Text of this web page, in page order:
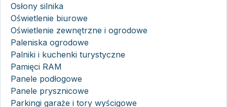
Osłony silnika
Oświetlenie biurowe
Oświetlenie zewnętrzne i ogrodowe
Paleniska ogrodowe
Palniki i kuchenki turystyczne
Pamięci RAM
Panele podłogowe
Panele prysznicowe
Parkingi garaże i tory wyścigowe